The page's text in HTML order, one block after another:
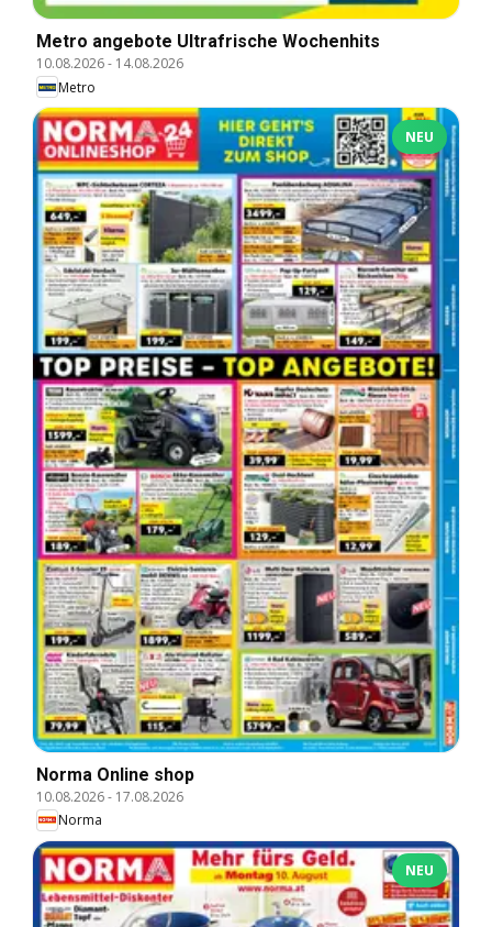
Metro angebote Ultrafrische Wochenhits
10.08.2026- 14.08.2026
Metro
NEU
Norma Online shop
10.08.2026- 17.08.2026
Norma
NEU